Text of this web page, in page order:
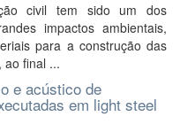
civil tem sido um dos
impactos ambientais,
para a construção das
ao final ...
e acústico de
em light steel